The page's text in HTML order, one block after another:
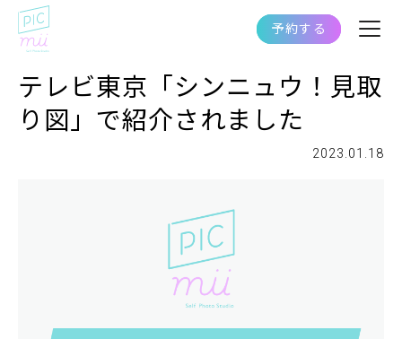
予約する
テレビ東京「シンニュウ！見取
り図」で紹介されました
2023.01.18